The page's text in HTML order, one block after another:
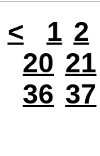
< 1 2
20 21
36 37